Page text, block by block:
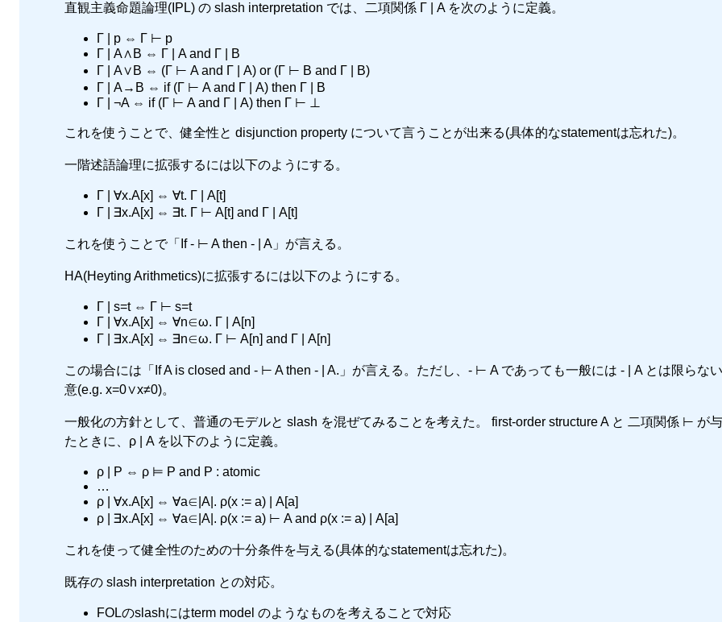
直観主義命題論理(IPL) の slash interpretation では、二項関係 Γ | A を次のように定義。
Γ | p ⇔ Γ ⊢ p
Γ | A∧B ⇔ Γ | A and Γ | B
Γ | A∨B ⇔ (Γ ⊢ A and Γ | A) or (Γ ⊢ B and Γ | B)
Γ | A→B ⇔ if (Γ ⊢ A and Γ | A) then Γ | B
Γ | ¬A ⇔ if (Γ ⊢ A and Γ | A) then Γ ⊢ ⊥
これを使うことで、健全性と disjunction property について言うことが出来る(具体的なstatementは忘れた)。
一階述語論理に拡張するには以下のようにする。
Γ | ∀x.A[x] ⇔ ∀t. Γ | A[t]
Γ | ∃x.A[x] ⇔ ∃t. Γ ⊢ A[t] and Γ | A[t]
これを使うことで「If - ⊢ A then - | A」が言える。
HA(Heyting Arithmetics)に拡張するには以下のようにする。
Γ | s=t ⇔ Γ ⊢ s=t
Γ | ∀x.A[x] ⇔ ∀n∈ω. Γ | A[n]
Γ | ∃x.A[x] ⇔ ∃n∈ω. Γ ⊢ A[n] and Γ | A[n]
この場合には「If A is closed and - ⊢ A then - | A.」が言える。ただし、- ⊢ A であっても一般には - | A とは限らな
意(e.g. x=0∨x≠0)。
一般化の方針として、普通のモデルと slash を混ぜてみることを考えた。 first-order structure A と 二項関係 ⊢ が
たときに、ρ | A を以下のように定義。
ρ | P ⇔ ρ ⊨ P and P : atomic
…
ρ | ∀x.A[x] ⇔ ∀a∈|A|. ρ(x := a) | A[a]
ρ | ∃x.A[x] ⇔ ∀a∈|A|. ρ(x := a) ⊢ A and ρ(x := a) | A[a]
これを使って健全性のための十分条件を与える(具体的なstatementは忘れた)。
既存の slash interpretation との対応。
FOLのslashにはterm model のようなものを考えることで対応